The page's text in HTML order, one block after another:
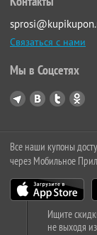
Связаться с нами
Мы в Соцсетях
Все наши купоны
через Мобильное
Ищите
не выходя